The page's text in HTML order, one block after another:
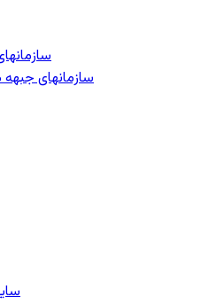
-
- سازمانهای